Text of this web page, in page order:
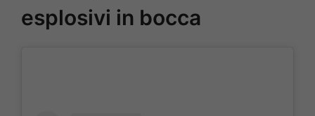
esplosivi in bocca